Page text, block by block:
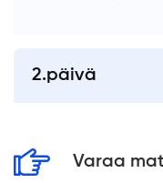
2.päivä
9.00, joten
Perjantai 15.5.
Varaa